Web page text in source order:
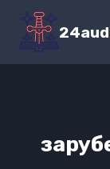
Перейти
содержимому